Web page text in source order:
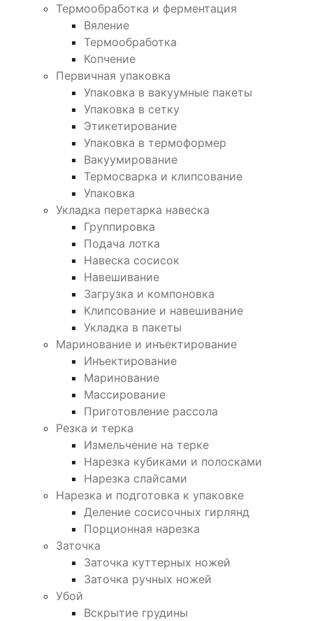
Термообработка и ферментация
Вяление
Термообработка
Копчение
Первичная упаковка
Упаковка в вакуумные пакеты
Упаковка в сетку
Этикетирование
Упаковка в термоформер
Вакуумирование
Термосварка и клипсование
Упаковка
Укладка перетарка навеска
Группировка
Подача лотка
Навеска сосисок
Навешивание
Загрузка и компоновка
Клипсование и навешивание
Укладка в пакеты
Маринование и инъектирование
Инъектирование
Маринование
Массирование
Приготовление рассола
Резка и терка
Измельчение на терке
Нарезка кубиками и полосками
Нарезка слайсами
Нарезка и подготовка к упаковке
Деление сосисочных гирлянд
Порционная нарезка
Заточка
Заточка куттерных ножей
Заточка ручных ножей
Убой
Вскрытие грудины